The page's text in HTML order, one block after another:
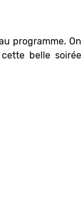
programme. On
belle soirée